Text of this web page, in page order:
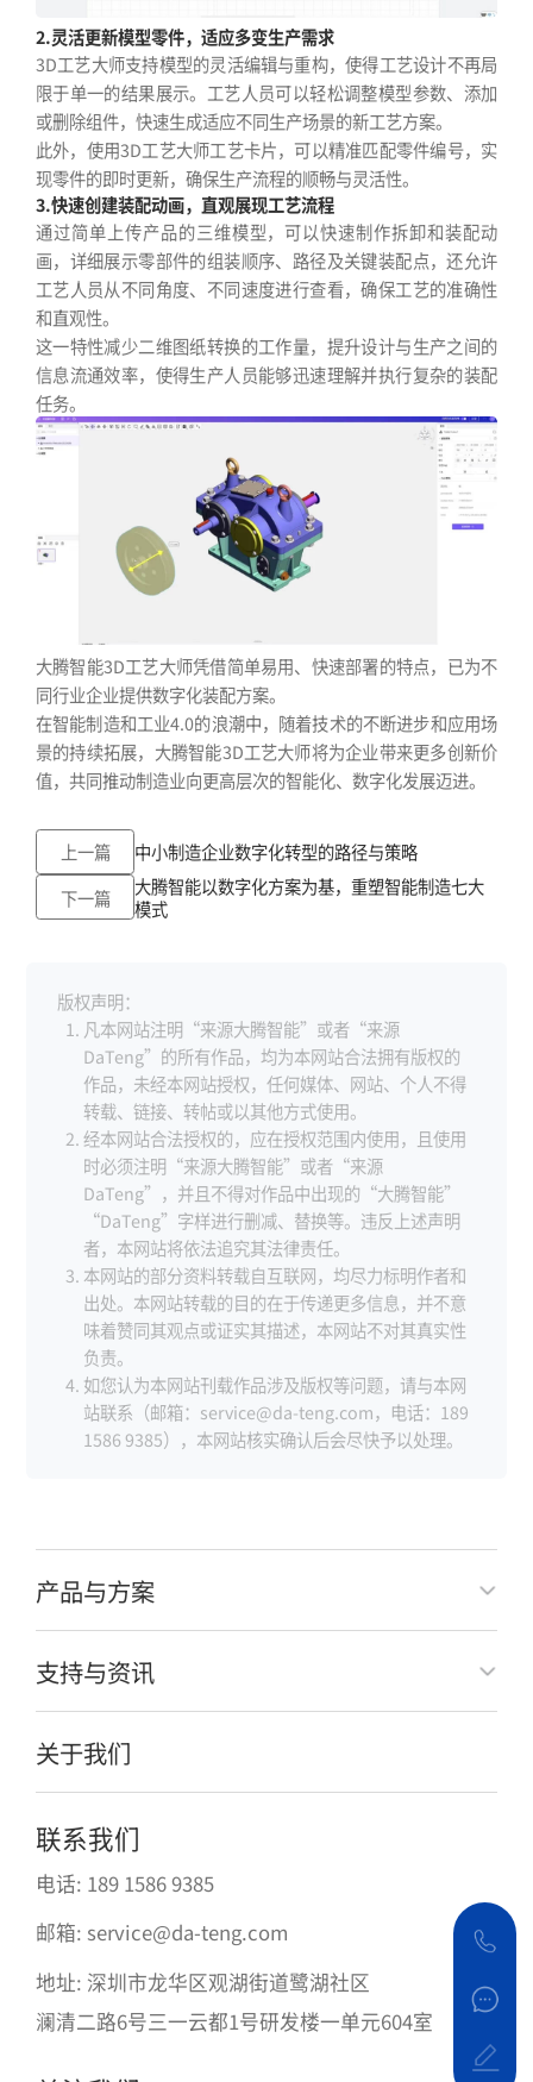
2.灵活更新模型零件，适应多变生产需求
3D工艺大师支持模型的灵活编辑与重构，使得工艺设计不再局
限于单一的结果展示。工艺人员可以轻松调整模型参数、添加
或删除组件，快速生成适应不同生产场景的新工艺方案。
此外，使用3D工艺大师工艺卡片，可以精准匹配零件编号，实
现零件的即时更新，确保生产流程的顺畅与灵活性。
3.快速创建装配动画，直观展现工艺流程
通过简单上传产品的三维模型，可以快速制作拆卸和装配动
画，详细展示零部件的组装顺序、路径及关键装配点，还允许
工艺人员从不同角度、不同速度进行查看，确保工艺的准确性
和直观性。
这一特性减少二维图纸转换的工作量，提升设计与生产之间的
信息流通效率，使得生产人员能够迅速理解并执行复杂的装配
任务。
大腾智能3D工艺大师凭借简单易用、快速部署的特点，已为不
同行业企业提供数字化装配方案。
在智能制造和工业4.0的浪潮中，随着技术的不断进步和应用场
景的持续拓展，大腾智能3D工艺大师将为企业带来更多创新价
值，共同推动制造业向更高层次的智能化、数字化发展迈进。
上一篇
中小制造企业数字化转型的路径与策略
下一篇
大腾智能以数字化方案为基，重塑智能制造七大
模式
版权声明：
凡本网站注明“来源大腾智能”或者“来源
DaTeng”的所有作品，均为本网站合法拥有版权的
作品，未经本网站授权，任何媒体、网站、个人不得
转载、链接、转帖或以其他方式使用。
经本网站合法授权的，应在授权范围内使用，且使用
时必须注明“来源大腾智能”或者“来源
DaTeng”，并且不得对作品中出现的“大腾智能”
“DaTeng”字样进行删减、替换等。违反上述声明
者，本网站将依法追究其法律责任。
本网站的部分资料转载自互联网，均尽力标明作者和
出处。本网站转载的目的在于传递更多信息，并不意
味着赞同其观点或证实其描述，本网站不对其真实性
负责。
如您认为本网站刊载作品涉及版权等问题，请与本网
站联系（邮箱：service@da-teng.com，电话：189
1586 9385），本网站核实确认后会尽快予以处理。
产品与方案
支持与资讯
关于我们
联系我们
电话: 189 1586 9385
邮箱: service@da-teng.com
地址: 深圳市龙华区观湖街道鹭湖社区
澜清二路6号三一云都1号研发楼一单元604室